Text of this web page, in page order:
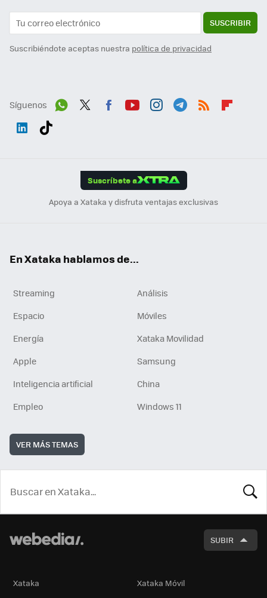
SUSCRIBIR
Suscribiéndote aceptas nuestra política de privacidad
Síguenos
Suscríbete a
Apoya a Xataka y disfruta ventajas exclusivas
En Xataka hablamos de...
Streaming
Análisis
Espacio
Móviles
Energía
Xataka Movilidad
Apple
Samsung
Inteligencia artificial
China
Empleo
Windows 11
VER MÁS TEMAS
SUBIR
Xataka
Xataka Móvil